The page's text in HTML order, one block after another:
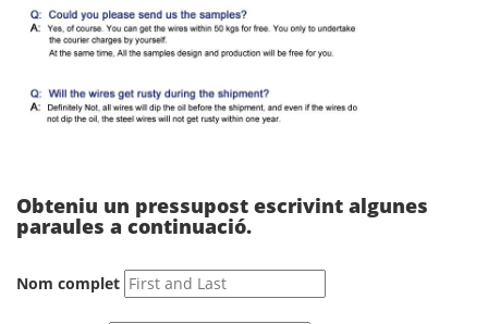
Obteniu un pressupost escrivint algunes
paraules a continuació.
Nom complet